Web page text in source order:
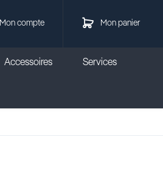
Mon panier
Mon compte
Accessoires Services